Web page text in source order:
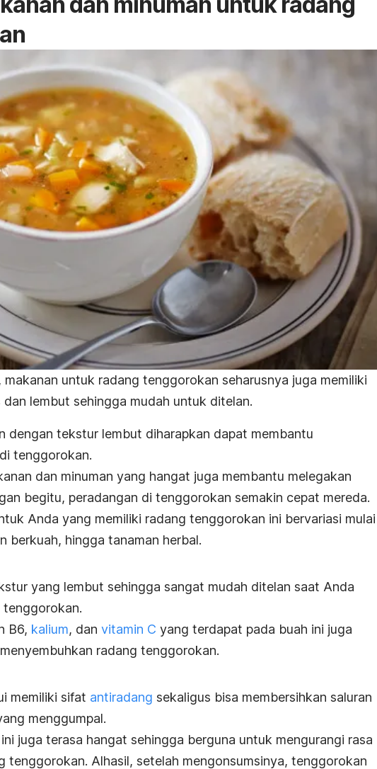
makanan untuk radang tenggorokan seharusnya juga memiliki
lembut sehingga mudah untuk ditelan.
dengan tekstur lembut diharapkan dapat membantu
tenggorokan.
dan minuman yang hangat juga membantu melegakan
begitu, peradangan di tenggorokan semakin cepat mereda.
Anda yang memiliki radang tenggorokan ini bervariasi mulai
berkuah, hingga tanaman herbal.
yang lembut sehingga sangat mudah ditelan saat Anda
tenggorokan.
B6, kalium, dan vitamin C yang terdapat pada buah ini juga
radang tenggorokan.
memiliki sifat antiradang sekaligus bisa membersihkan saluran
menggumpal.
juga terasa hangat sehingga berguna untuk mengurangi rasa
tenggorokan. Alhasil, setelah mengonsumsinya, tenggorokan